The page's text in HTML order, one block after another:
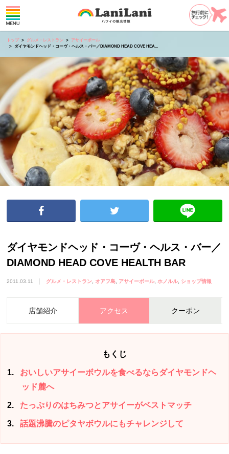
トップ グルメ・レストラン
アサイーボール
ダイヤモンドヘッド・コーヴ・ヘルス・バー／DIAMOND HEAD COVE HEA...
ダイヤモンドヘッド・コーヴ・ヘルス・バー／
DIAMOND HEAD COVE HEALTH BAR
2011.03.11 グルメ・レストラン オアフ島 アサイーボール ホノルル ショップ情報
店舗紹介 アクセス クーポン
もくじ
1
おいしいアサイーボウルを食べるならダイヤモンドヘ
ッド麓へ
2 たっぷりのはちみつとアサイーがベストマッチ
3 話題沸騰のピタヤボウルにもチャレンジして